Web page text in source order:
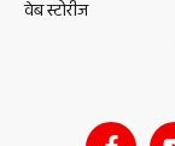
वेब स्टोरीज